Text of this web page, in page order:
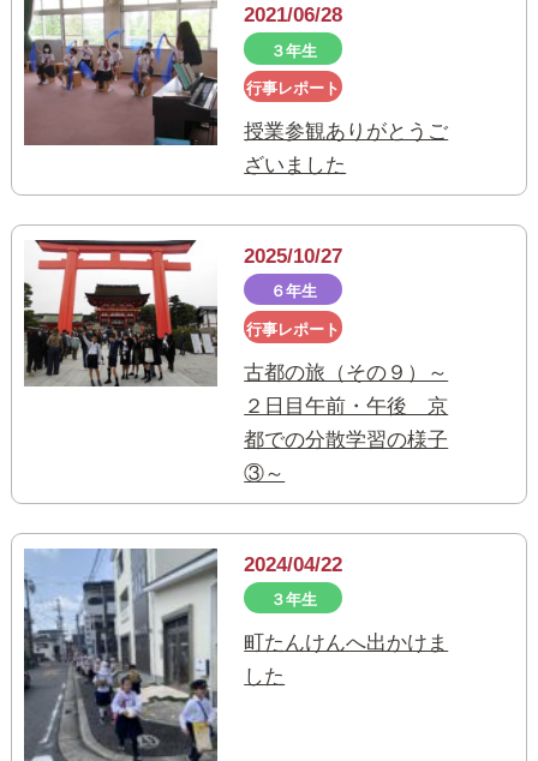
2021/06/28
３年生
行事レポート
授業参観ありがとうご
ざいました
2025/10/27
６年生
行事レポート
古都の旅（その９）～
２日目午前・午後 京
都での分散学習の様子
③～
2024/04/22
３年生
町たんけんへ出かけま
した